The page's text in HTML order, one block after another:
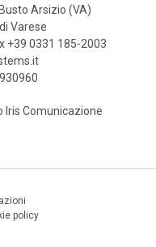
Arsizio (VA)
Varese
+39 0331 185-2003
Iris Comunicazione
policy